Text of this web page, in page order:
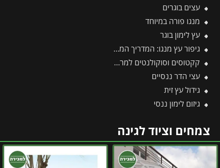
עצים בוגרים
מנגו פורה במיוחד
עץ לימון בוגר
גיפור עץ מנגו: המדריך המקצועי לטיפול בקימחון, הגדלת היבול ודרכי יישום יעילות
קקטוסים וסוקולנטים למרפסת
עצי הדר ננסיים
גידול עץ זית
גיזום לימון ננסי
צמחים וציוד לגינה